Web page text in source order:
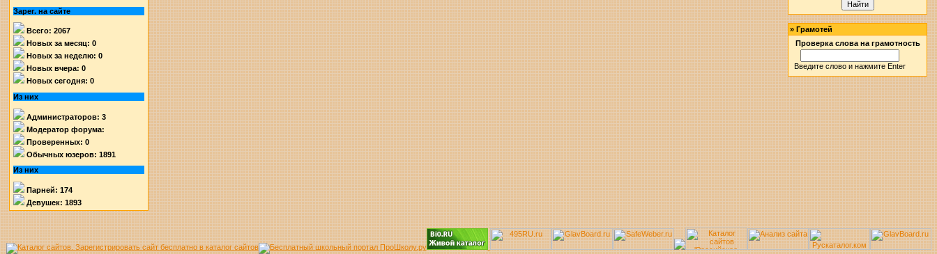
Зарег. на сайте
Всего: 2067
Новых за месяц: 0
Новых за неделю: 0
Новых вчера: 0
Новых сегодня: 0
Из них
Администраторов: 3
Модератор форума:
Проверенных: 0
Обычных юзеров: 1891
Из них
Парней: 174
Девушек: 1893
»Грамотей
Проверка слова на грамотность
Введите слово и нажмите Enter